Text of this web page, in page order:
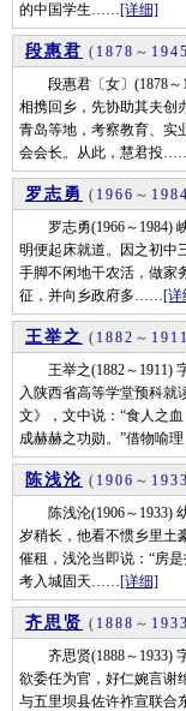
的中国学生……[详细]
段惠君 ( 1878 ～ 1945
段惠君〔女〕(1878～
相携回乡，先协助其夫创
青岛等地，考察教育、实
会会长。从此，慧君投
罗志勇 ( 1966 ～ 1984
罗志勇(1966～1984) 峡
明便起床就道。因之初中
手脚不闲地干农活，做家
征，并向乡政府多……[详
王举之 ( 1882 ～ 1911
王举之(1882～1911) 字
入陕西省高等学堂预科就
文》，文中说：“食人之
成赫赫之功勋。”借物喻
陈浅沦 ( 1906 ～ 1933
陈浅沦(1906～1933) 幼
岁稍长，他看不惯乡里土
催租，浅沦当即说：“房
考入城固天……[详细]
齐思贤 ( 1888 ～ 1933
齐思贤(1888～1933) 字
欲委任为官，好仁婉言谢
与五里坝县佐许祚宣联合